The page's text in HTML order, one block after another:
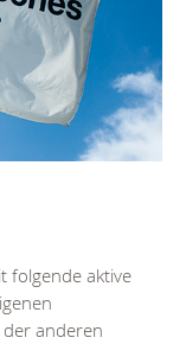
folgende aktive
anderen